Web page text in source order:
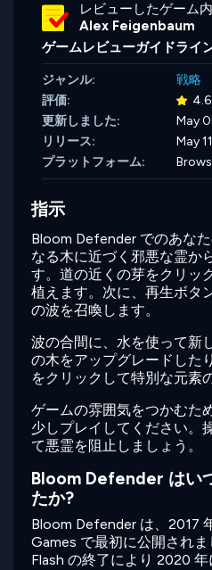
レビューしたゲーム
Alex Feigenbaum
ゲームレビューガイドライ
ジャンル:
戦略
評価:
更新しました:
May
リリース:
May
プラットフォーム:
指示
Bloom Defender でのあな
なる木に近づく邪悪な霊か
す。道の近くの芽をクリッ
植えます。次に、再生ボタ
の波を召喚します。
波の合間に、水を使って新
の木をアップグレードした
をクリックして特別な元素
ゲームの雰囲気をつかむた
少しプレイしてください。
て悪霊を阻止しましょう。
Bloom Defender はい
たか?
Bloom Defender は、2017
Games で最初に公開され
Flash の終了により 2020 年